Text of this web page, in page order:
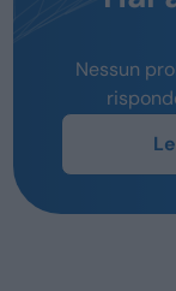
Nessun